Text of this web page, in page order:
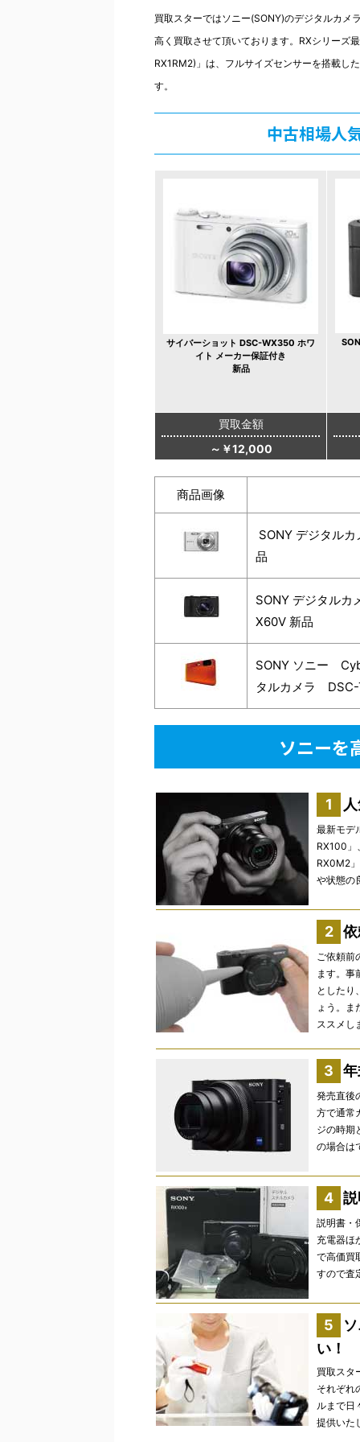
買取スターではソニー(SONY)のデジタルカ
高く買取させて頂いております。RXシリーズ
RX1RM2)」は、フルサイズセンサーを搭載し
す。
中古相場人
サイバーショット DSC-WX350 ホワ
イト メーカー保証付き
新品
買取金額
～￥12,000
商品画像
SONY デジタル
品
SONY デジタル
X60V 新品
SONY ソニー
タルカメラ
ソニーを
最新モデ
RX100」
RX0M2
や状態の
ご依頼前
ます。事
としたり
ょう。ま
ススメし
発売直後
方で通常
ジの時期
の場合は
説明書・
充電器ほ
で高価買
すので査
い！
買取スタ
それぞれ
ルまで日
提供いた